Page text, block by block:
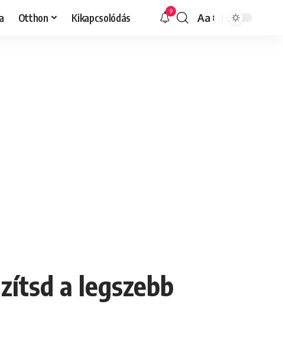
Otthon Kikapcsolódás 9
Font
Aa
a legszebb